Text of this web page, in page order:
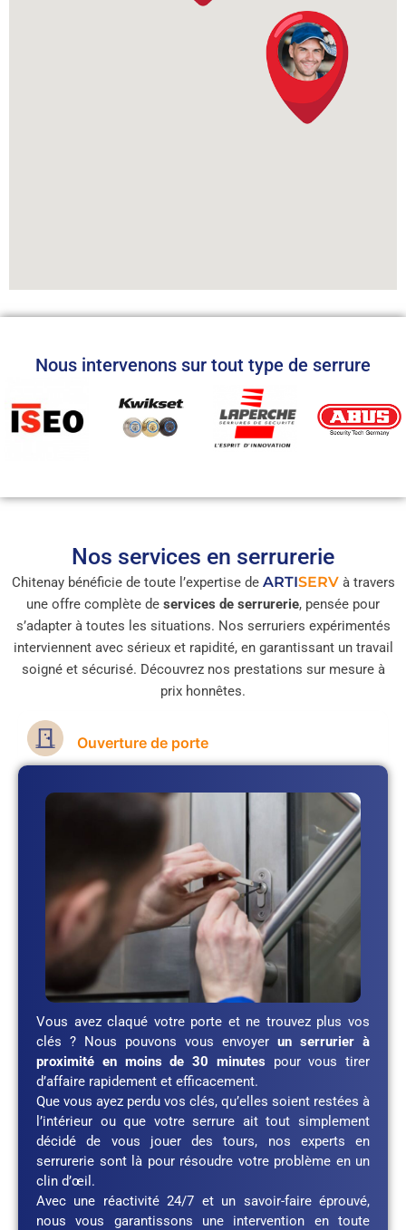
Nous intervenons sur tout type de serrure
Nos services en serrurerie
Chitenay bénéficie de toute l’expertise de ARTISERVà travers
une offre complète de services de serrurerie, pensée pour
s’adapter à toutes les situations. Nos serruriers expérimentés
interviennent avec sérieux et rapidité, en garantissant un travail
soigné et sécurisé. Découvrez nos prestations sur mesure à
prix honnêtes.
Ouverture de porte
Vous avez claqué votre porte et ne trouvez plus vos
clés ? Nous pouvons vous envoyer un serrurier à
proximité en moins de 30 minutes pour vous tirer
d’affaire rapidement et efficacement.
Que vous ayez perdu vos clés, qu’elles soient restées à
l’intérieur ou que votre serrure ait tout simplement
décidé de vous jouer des tours, nos experts en
serrurerie sont là pour résoudre votre problème en un
clin d’œil.
Avec une réactivité 24/7 et un savoir-faire éprouvé,
nous vous garantissons une intervention en toute